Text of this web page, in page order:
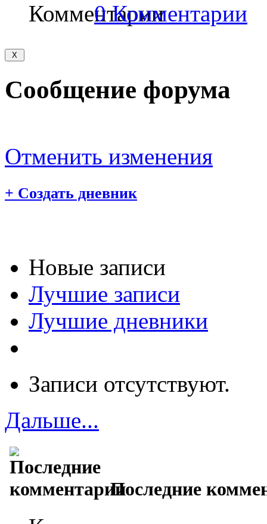
0 Комментарии
Сообщение форума
Отменить изменения
+ Создать дневник
Новые записи
Лучшие записи
Лучшие дневники
Записи отсутствуют.
Дальше...
Последние